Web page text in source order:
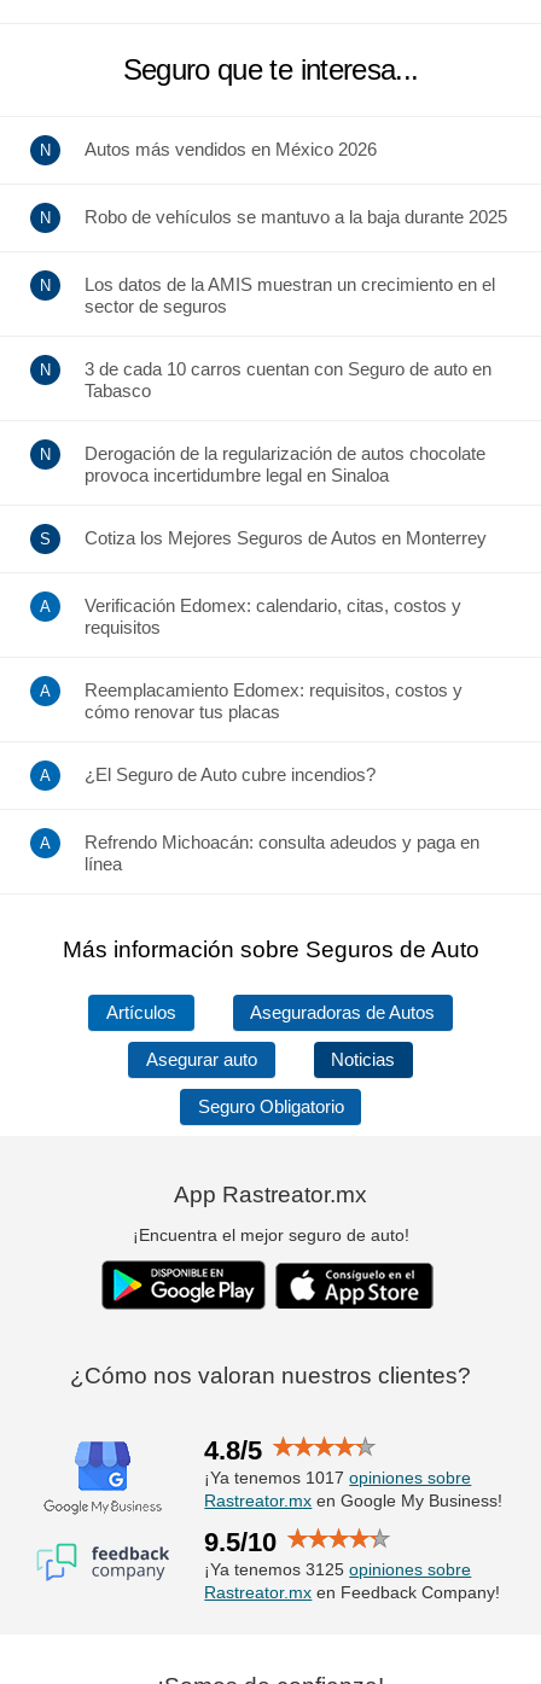
Seguro que te interesa...
Autos más vendidos en México 2026
Robo de vehículos se mantuvo a la baja durante 2025
Los datos de la AMIS muestran un crecimiento en el
sector de seguros
3 de cada 10 carros cuentan con Seguro de auto en
Tabasco
Derogación de la regularización de autos chocolate
provoca incertidumbre legal en Sinaloa
Cotiza los Mejores Seguros de Autos en Monterrey
Verificación Edomex: calendario, citas, costos y
requisitos
Reemplacamiento Edomex: requisitos, costos y
cómo renovar tus placas
¿El Seguro de Auto cubre incendios?
Refrendo Michoacán: consulta adeudos y paga en
línea
Más información sobre Seguros de Auto
Artículos Aseguradoras de Autos
Asegurar auto Noticias
Seguro Obligatorio
App Rastreator.mx
¡Encuentra el mejor seguro de auto!
¿Cómo nos valoran nuestros clientes?
4.8/5
¡Ya tenemos 1017opiniones sobre
Rastreator.mx en Google My Business!
9.5/10
¡Ya tenemos 3125opiniones sobre
Rastreator.mx en Feedback Company!